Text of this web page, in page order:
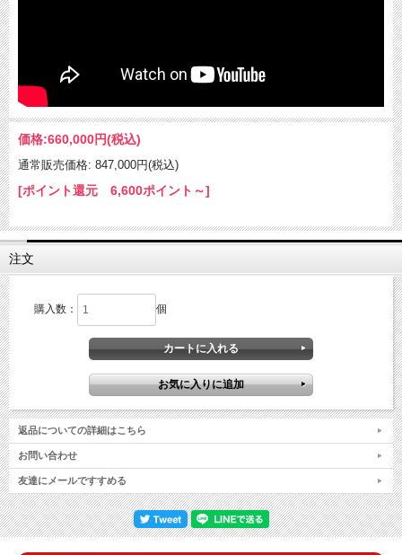
価格:660,000円(税込)
通常販売価格: 847,000円(税込)
[ポイント還元 6,600ポイント～]
注文
購入数： 個
返品についての詳細はこちら
お問い合わせ
友達にメールですすめる